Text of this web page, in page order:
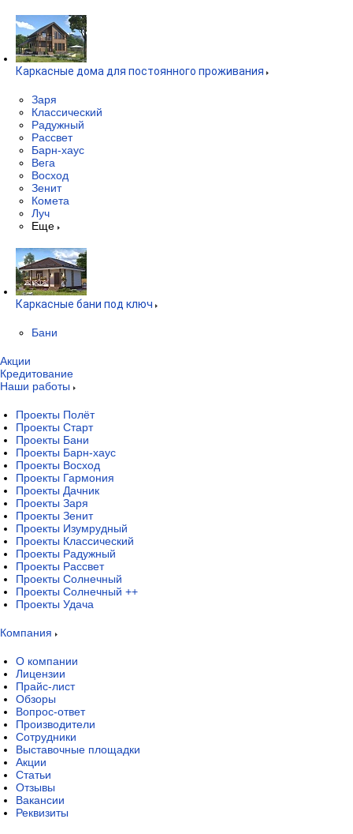
Каркасные дома для постоянного проживания
Заря
Классический
Радужный
Рассвет
Барн-хаус
Вега
Восход
Зенит
Комета
Луч
Еще
Каркасные бани под ключ
Бани
Акции
Кредитование
Наши работы
Проекты Полёт
Проекты Старт
Проекты Бани
Проекты Барн-хаус
Проекты Восход
Проекты Гармония
Проекты Дачник
Проекты Заря
Проекты Зенит
Проекты Изумрудный
Проекты Классический
Проекты Радужный
Проекты Рассвет
Проекты Солнечный
Проекты Солнечный ++
Проекты Удача
Компания
О компании
Лицензии
Прайс-лист
Обзоры
Вопрос-ответ
Производители
Сотрудники
Выставочные площадки
Акции
Статьи
Отзывы
Вакансии
Реквизиты